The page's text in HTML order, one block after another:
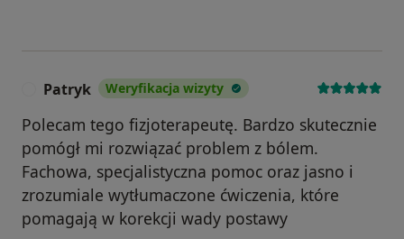
Patryk Weryfikacja wizyty
Polecam tego fizjoterapeutę. Bardzo skutecznie
pomógł mi rozwiązać problem z bólem.
Fachowa, specjalistyczna pomoc oraz jasno i
zrozumiale wytłumaczone ćwiczenia, które
pomagają w korekcji wady postawy